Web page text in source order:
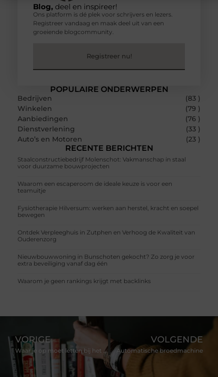
POPULAIRE ONDERWERPEN
Bedrijven
(83 )
Winkelen
(79 )
Aanbiedingen
(76 )
Dienstverlening
(33 )
Auto’s en Motoren
(23 )
RECENTE BERICHTEN
Staalconstructiebedrijf Molenschot: Vakmanschap in staal
voor duurzame bouwprojecten
Waarom een escaperoom de ideale keuze is voor een
teamuitje
Fysiotherapie Hilversum: werken aan herstel, kracht en soepel
bewegen
Ontdek Verpleeghuis in Zutphen en Verhoog de Kwaliteit van
Ouderenzorg
Nieuwbouwwoning in Bunschoten gekocht? Zo zorg je voor
extra beveiliging vanaf dag één
Waarom je geen rankings krijgt met backlinks
Blog,deel en inspireer!
Ons platform is dé plek voor schrijvers en lezers.
Registreer vandaag en maak deel uit van een
groeiende blogcommunity.
Registreer nu!
VORIGE
Waar je op moet letten bij het leasen van een Volkswagen Caddy
VOLGENDE
Automatische broedmachine